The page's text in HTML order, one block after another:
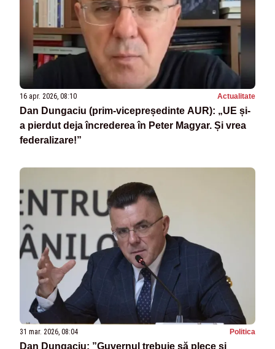
16 apr. 2026, 08:10 Actualitate
Dan Dungaciu (prim-vicepreședinte AUR): „UE și-
a pierdut deja încrederea în Peter Magyar. Și vrea
federalizare!”
31 mar. 2026, 08:04 Politica
Dan Dungaciu: ”Guvernul trebuie să plece și